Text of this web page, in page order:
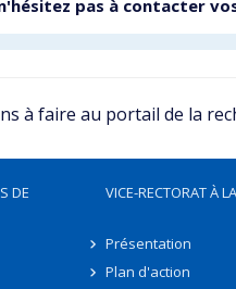
pas à contacter
à faire au portail de la
DE
VICE-RECTORAT À
Présentation
Plan d'action